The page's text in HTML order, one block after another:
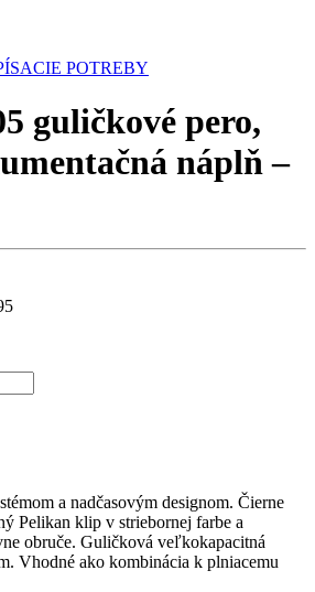
POTREBY
guličkové pero,
náplň –
a nadčasovým designom. Čierne
Pelikan klip v striebornej farbe a
obruče. Guličková veľkokapacitná
Vhodné ako kombinácia k plniacemu